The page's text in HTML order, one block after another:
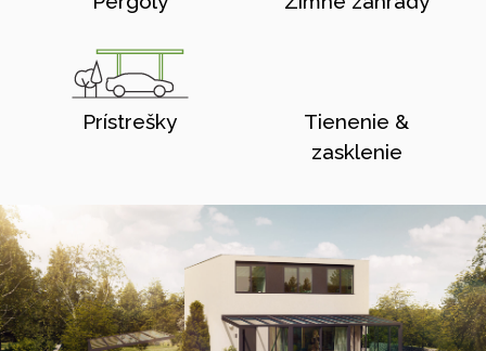
Prístrešky
Tienenie &
zasklenie